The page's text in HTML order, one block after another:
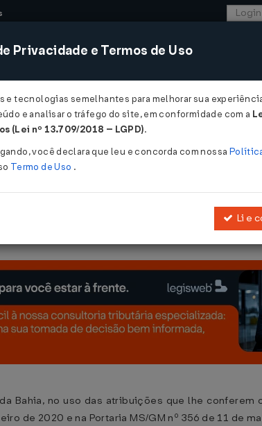
SISTEMAS COMÉRCIO
setoriais na forma que indica e dá outras
Bahia, no uso das atribuições que lhe
de 2020 e na Portaria MS/GM nº 356 de 11 de
Privacidade e Termos de Uso
e tecnologias semelhantes para melhorar sua
e analisar o tráfego do site, em conformidade com a
(Lei nº 13.709/2018 – LGPD).
você declara que leu e concorda com nossa
Termo de Uso .
Li e